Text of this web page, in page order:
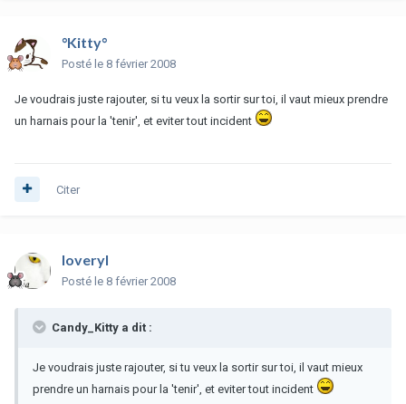
°Kitty°
Posté le 8 février 2008
Je voudrais juste rajouter, si tu veux la sortir sur toi, il vaut mieux prendre
un harnais pour la 'tenir', et eviter tout incident
Citer
loveryl
Posté le 8 février 2008
Candy_Kitty a dit :
Je voudrais juste rajouter, si tu veux la sortir sur toi, il vaut mieux
prendre un harnais pour la 'tenir', et eviter tout incident